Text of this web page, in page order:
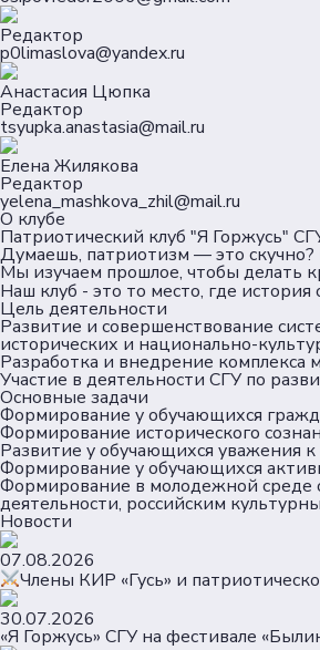
Редактор
p0limaslova@yandex.ru
Анастасия Цюпка
Редактор
tsyupka.anastasia@mail.ru
Елена Жилякова
Редактор
yelena_mashkova_zhil@mail.ru
О клубе
Патриотический клуб "Я Горжусь"
Думаешь, патриотизм — это
Мы изучаем прошлое, чтобы делать
Наш клуб - это то место, где
Цель деятельности
Развитие и совершенствование
исторических и национально-
Разработка и внедрение комплекса
Участие в деятельности СГУ по
Основные задачи
Формирование у обучающихся
Формирование исторического
Развитие у обучающихся уважения
Формирование у обучающихся
Формирование в молодежной среде
деятельности, российским
Новости
07.08.2026
Члены КИР «Гусь» и
30.07.2026
«Я Горжусь» СГУ на фестивале